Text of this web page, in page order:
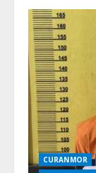
CURANMOR